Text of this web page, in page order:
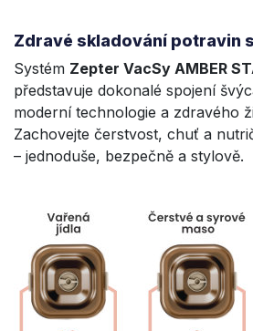
Zdravé skladování potravin
Systém Zepter VacSy AMBER
představuje dokonalé spojení
moderní technologie a zdravého
Zachovejte čerstvost, chuť a
– jednoduše, bezpečně a stylově.